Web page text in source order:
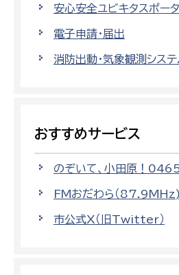
安心安全ユビキタスポー
電子申請・届出
消防出動・気象観測システ
おすすめサービス
のぞいて、小田原！
FMおだわら（87.9MHz)
市公式X（旧Twitter）